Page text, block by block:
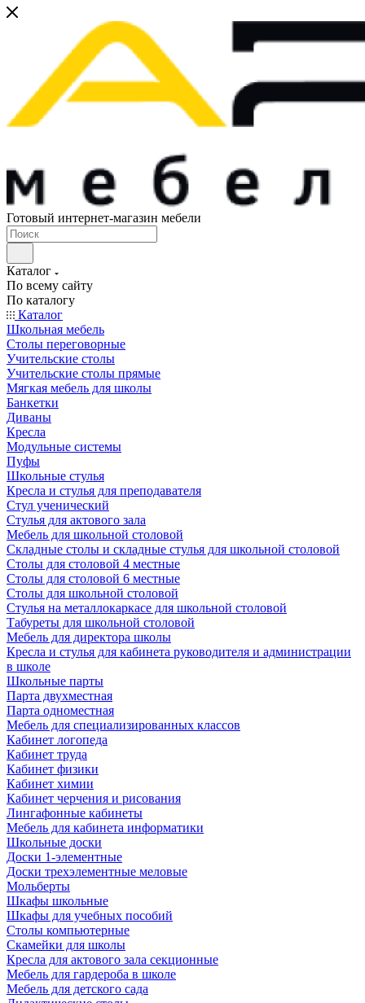
Готовый интернет-магазин мебели
Каталог
По всему сайту
По каталогу
Каталог
Школьная мебель
Столы переговорные
Учительские столы
Учительские столы прямые
Мягкая мебель для школы
Банкетки
Диваны
Кресла
Модульные системы
Пуфы
Школьные стулья
Кресла и стулья для преподавателя
Стул ученический
Стулья для актового зала
Мебель для школьной столовой
Складные столы и складные стулья для школьной столовой
Столы для столовой 4 местные
Столы для столовой 6 местные
Столы для школьной столовой
Стулья на металлокаркасе для школьной столовой
Табуреты для школьной столовой
Мебель для директора школы
Кресла и стулья для кабинета руководителя и администрации
в школе
Школьные парты
Парта двухместная
Парта одноместная
Мебель для специализированных классов
Кабинет логопеда
Кабинет труда
Кабинет физики
Кабинет химии
Кабинет черчения и рисования
Лингафонные кабинеты
Мебель для кабинета информатики
Школьные доски
Доски 1-элементные
Доски трехэлементные меловые
Мольберты
Шкафы школьные
Шкафы для учебных пособий
Столы компьютерные
Скамейки для школы
Кресла для актового зала секционные
Мебель для гардероба в школе
Мебель для детского сада